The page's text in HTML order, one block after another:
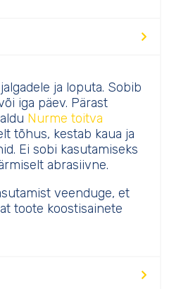
ja loputa. Sobib
iga päev. Pärast
Nurme toitva
tõhus, kestab kaua ja
Ei sobi kasutamiseks
abrasiivne.
veenduge, et
toote koostisainete